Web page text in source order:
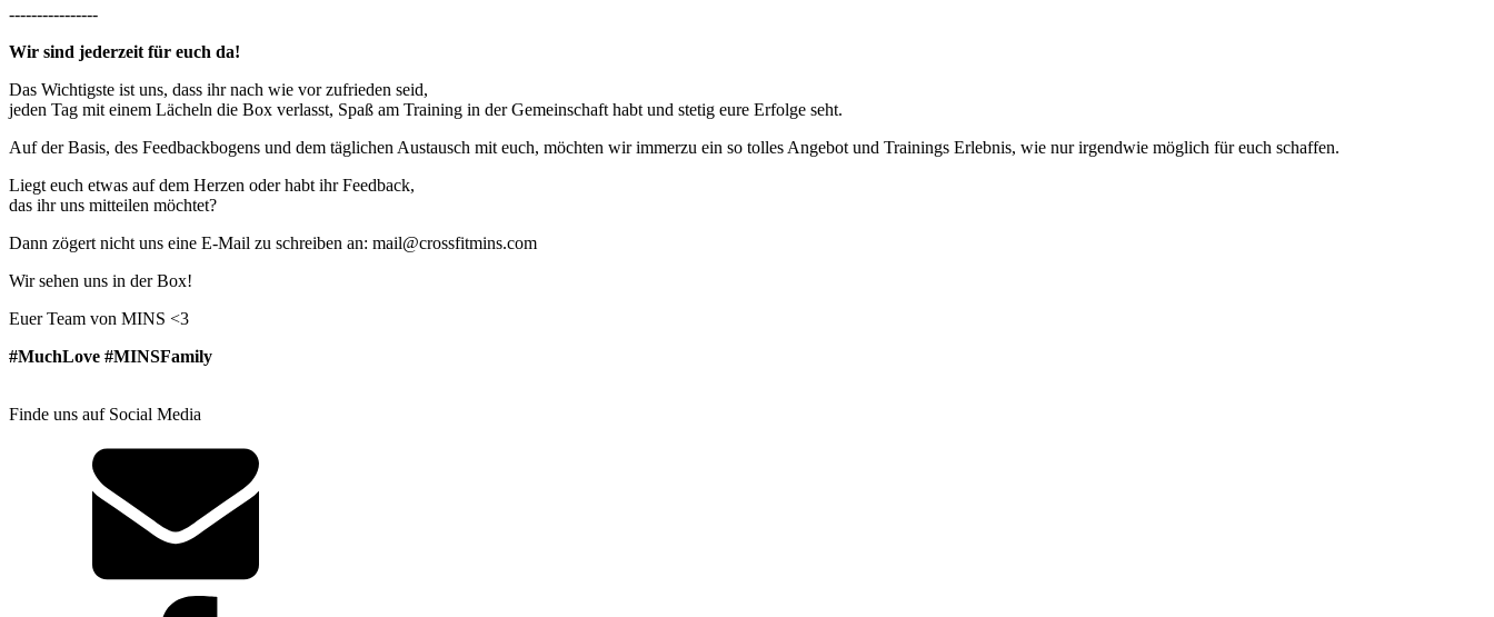
----------------
Wir sind jederzeit für euch da!
Das Wichtigste ist uns, dass ihr nach wie vor zufrieden seid,
jeden Tag mit einem Lächeln die Box verlasst, Spaß am Training in der Gemeinschaft habt und stetig eure Erfolge seht.
Auf der Basis, des Feedbackbogens und dem täglichen Austausch mit euch, möchten wir immerzu ein so tolles Angebot und Trainings Erlebnis, wie nur irgendwie möglich für euch schaffen.
Liegt euch etwas auf dem Herzen oder habt ihr Feedback,
das ihr uns mitteilen möchtet?
Dann zögert nicht uns eine E-Mail zu schreiben an: mail@crossfitmins.com
Wir sehen uns in der Box!
Euer Team von MINS <3
#MuchLove #MINSFamily
Finde uns auf Social Media